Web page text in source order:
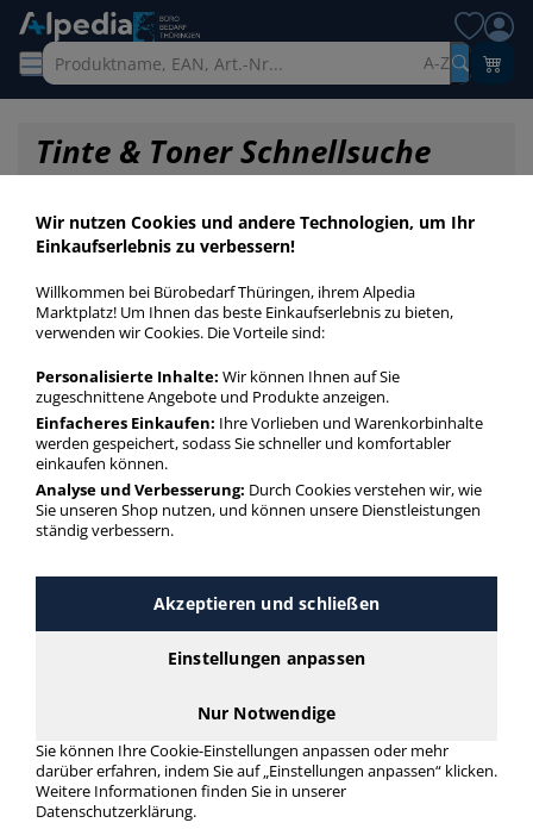
A-Z
Tinte & Toner Schnellsuche
Startseite »
Druckerpatronen Original 932
Druckerpatronen Original 932
> Modellnummer 932
Druckerpatronen Original 932 in bester Qualität zum
932 mit unserer Filter-Funktion.
Druckerpatronen Original 932
mehr Infos zur Kategorie
Wir nutzen Cookies und andere Technologien, um Ihr
Einkaufserlebnis zu verbessern!
Willkommen bei Bürobedarf Thüringen, ihrem Alpedia
Marktplatz! Um Ihnen das beste Einkaufserlebnis zu bieten,
verwenden wir Cookies. Die Vorteile sind:
Personalisierte Inhalte: Wir können Ihnen auf Sie
zugeschnittene Angebote und Produkte anzeigen.
Einfacheres Einkaufen: Ihre Vorlieben und Warenkorbinhalte
werden gespeichert, sodass Sie schneller und komfortabler
einkaufen können.
Analyse und Verbesserung: Durch Cookies verstehen wir, wie
Sie unseren Shop nutzen, und können unsere Dienstleistungen
ständig verbessern.
Akzeptieren und schließen
Einstellungen anpassen
Nur Notwendige
Sie können Ihre Cookie-Einstellungen anpassen oder mehr
darüber erfahren, indem Sie auf „Einstellungen anpassen“ klicken.
Weitere Informationen finden Sie in unserer
Datenschutzerklärung.